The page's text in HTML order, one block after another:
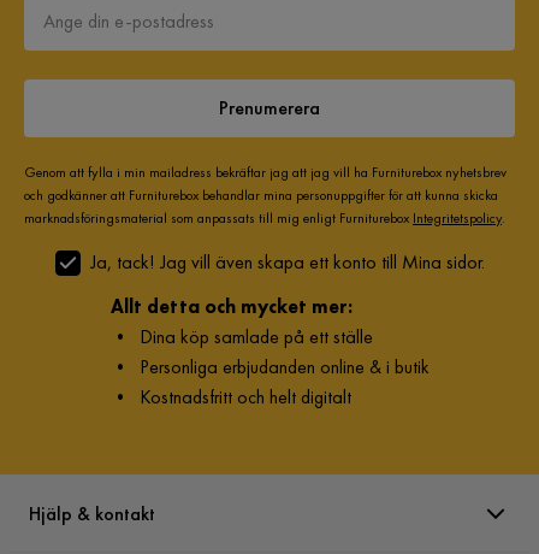
Prenumerera
Genom att fylla i min mailadress bekräftar jag att jag vill ha Furniturebox nyhetsbrev
och godkänner att Furniturebox behandlar mina personuppgifter för att kunna skicka
marknadsföringsmaterial som anpassats till mig enligt Furniturebox Integritetspolicy.
Ja, tack! Jag vill även skapa ett konto till Mina sidor.
Allt detta och mycket mer:
• Dina köp samlade på ett ställe
• Personliga erbjudanden online & i butik
• Kostnadsfritt och helt digitalt
Hjälp & kontakt